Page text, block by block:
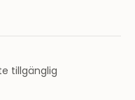
tillgänglig